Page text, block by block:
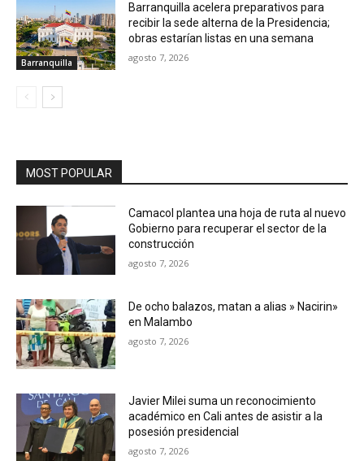
Barranquilla
Barranquilla acelera preparativos para
recibir la sede alterna de la Presidencia;
obras estarían listas en una semana
agosto 7, 2026
MOST POPULAR
Camacol plantea una hoja de ruta al nuevo
Gobierno para recuperar el sector de la
construcción
agosto 7, 2026
De ocho balazos, matan a alias » Nacirin»
en Malambo
agosto 7, 2026
Javier Milei suma un reconocimiento
académico en Cali antes de asistir a la
posesión presidencial
agosto 7, 2026